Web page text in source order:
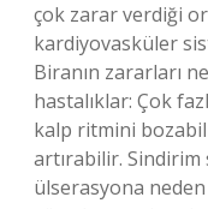
çok zarar verdiği
kardiyovasküler
Biranın zararları
hastalıklar: Çok
kalp ritmini
artırabilir.
ülserasyona